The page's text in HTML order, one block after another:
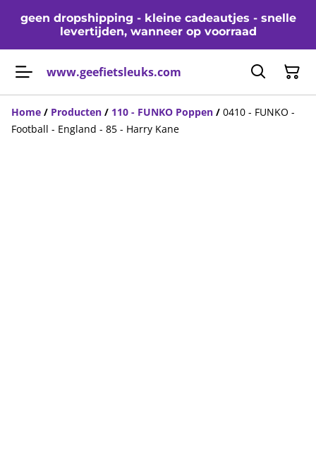
geen dropshipping - kleine cadeautjes - snelle
levertijden, wanneer op voorraad
www.geefietsleuks.com
Home / Producten / 110 - FUNKO Poppen / 0410 - FUNKO -
Football - England - 85 - Harry Kane